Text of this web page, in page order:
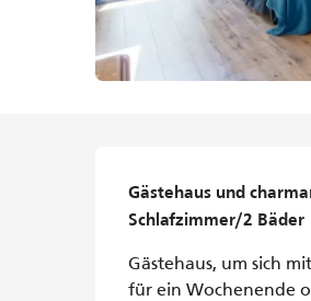
Gästehaus und
Schlafzimmer/2 Bäder
Gästehaus, um sich
für ein Wochenende